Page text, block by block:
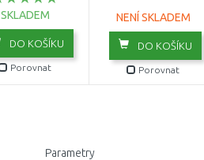
SKLADEM
DO KOŠÍKU
Porovnat
NENÍ SKLADEM
DO KOŠÍKU
Porovnat
Parametry